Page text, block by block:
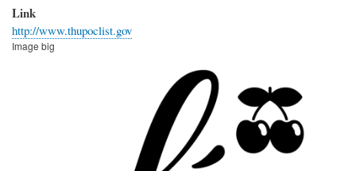
Link
http://www.thupoclist.gov
Image big